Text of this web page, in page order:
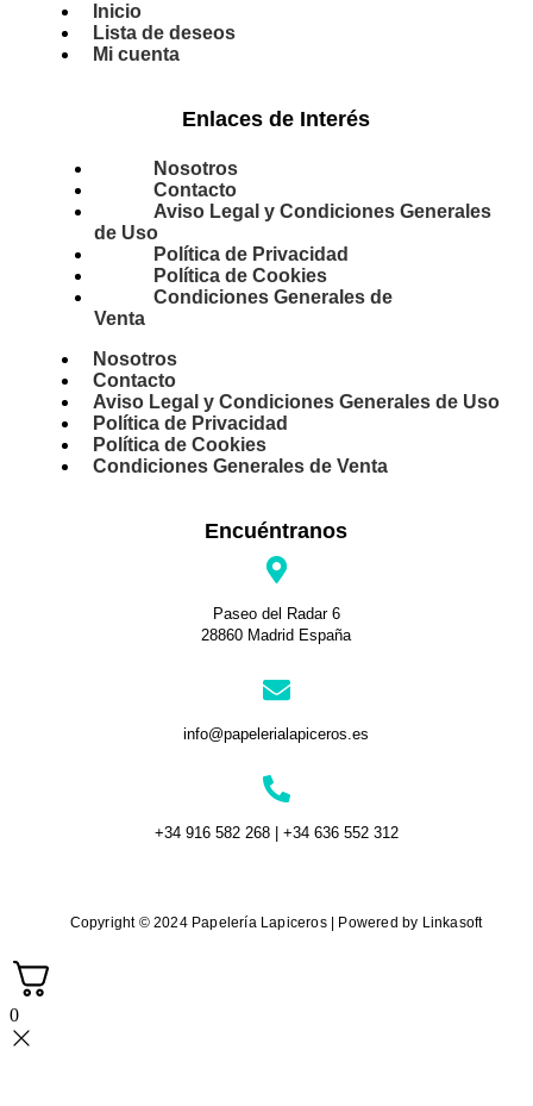
Inicio
Lista de deseos
Mi cuenta
Enlaces de Interés
Nosotros
Contacto
Aviso Legal y Condiciones Generales
de Uso
Política de Privacidad
Política de Cookies
Condiciones Generales de
Venta
Nosotros
Contacto
Aviso Legal y Condiciones Generales de Uso
Política de Privacidad
Política de Cookies
Condiciones Generales de Venta
Encuéntranos
Paseo del Radar 6
28860 Madrid España
info@papelerialapiceros.es
+34 916 582 268 | +34 636 552 312
Copyright © 2024 Papelería Lapiceros | Powered by Linkasoft
0